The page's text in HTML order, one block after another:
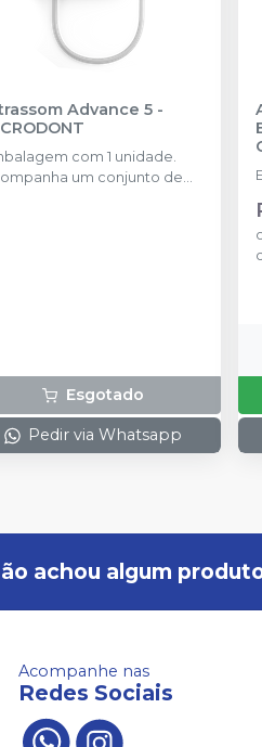
Advance 5 -
com 1 unidade.
um conjunto de
Esgotado
Pedir via Whatsapp
achou algum
Acompanhe nas
Redes Sociais